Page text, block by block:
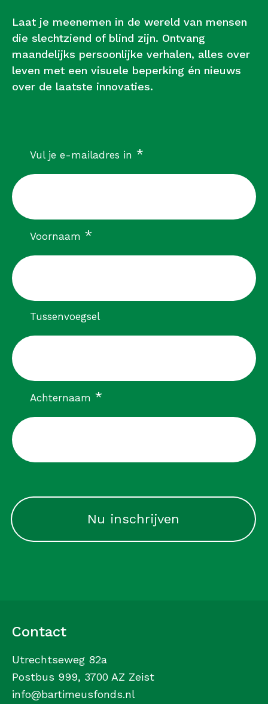
Laat je meenemen in de wereld van mensen
die slechtziend of blind zijn. Ontvang
maandelijks persoonlijke verhalen, alles over
leven met een visuele beperking én nieuws
over de laatste innovaties.
Vul je e-mailadres in *verplicht
Voornaam *verplicht
Tussenvoegsel
Achternaam *verplicht
Contact
Utrechtseweg 82a
Postbus 999, 3700 AZ Zeist
info@bartimeusfonds.nl